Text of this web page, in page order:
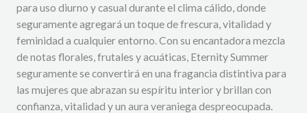
para uso diurno y casual durante el clima cálido, donde
seguramente agregará un toque de frescura, vitalidad y
feminidad a cualquier entorno. Con su encantadora mezcla
de notas florales, frutales y acuáticas, Eternity Summer
seguramente se convertirá en una fragancia distintiva para
las mujeres que abrazan su espíritu interior y brillan con
confianza, vitalidad y un aura veraniega despreocupada.